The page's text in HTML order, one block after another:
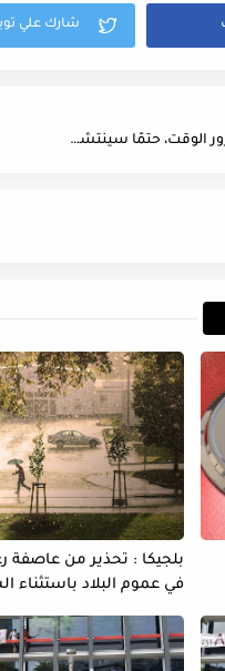
بلجيكا | مارك فان رانست يحذر "بمرور الوقت، حتمًا سينتشر الفيروس بين كبار السن"
بلجيكا : تحذير من عاصفة
في عموم البلاد باستثناء